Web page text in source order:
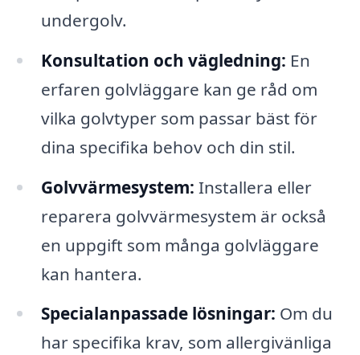
undergolv.
Konsultation och vägledning: En
erfaren golvläggare kan ge råd om
vilka golvtyper som passar bäst för
dina specifika behov och din stil.
Golvvärmesystem: Installera eller
reparera golvvärmesystem är också
en uppgift som många golvläggare
kan hantera.
Specialanpassade lösningar: Om du
har specifika krav, som allergivänliga